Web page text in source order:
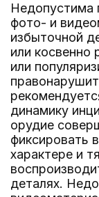
Недопустима
фото- и
избыточной
или косвенно
или
динамику
орудие
фиксировать
характере и
деталях.